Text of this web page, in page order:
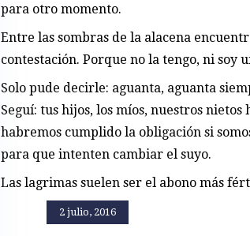
2 julio, 2016
para otro momento.
Entre las sombras de la alacena
contestación. Porque no la tengo, ni soy
Solo pude decirle: aguanta, aguanta
Seguí: tus hijos, los míos, nuestros
habremos cumplido la obligación si
para que intenten cambiar el suyo.
Las lagrimas suelen ser el abono más